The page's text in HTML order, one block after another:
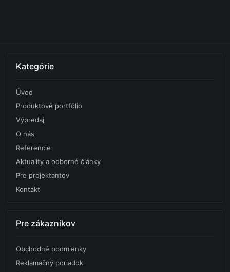
Kategórie
Úvod
Produktové portfólio
Výpredaj
O nás
Referencie
Aktuality a odborné články
Pre projektantov
Kontakt
Pre zákazníkov
Obchodné podmienky
Reklamačný poriadok